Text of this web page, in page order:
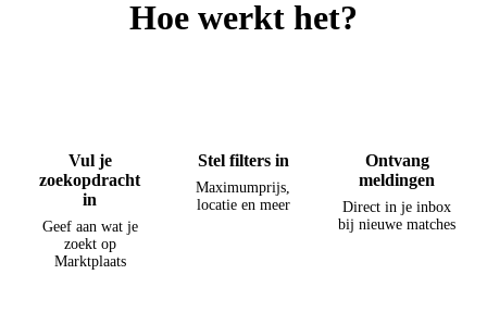
Hoe werkt het?
Vul je
zoekopdracht
in
Geef aan wat je
zoekt op
Marktplaats
Stel filters in
Maximumprijs,
locatie en meer
Ontvang
meldingen
Direct in je inbox
bij nieuwe matches